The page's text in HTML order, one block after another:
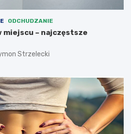
ODCHUDZANIE
miejscu – najczęstsze
Strzelecki